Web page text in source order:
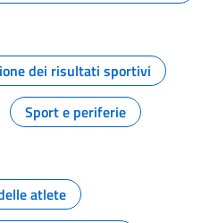
dei risultati sportivi
Sport e periferie
atlete